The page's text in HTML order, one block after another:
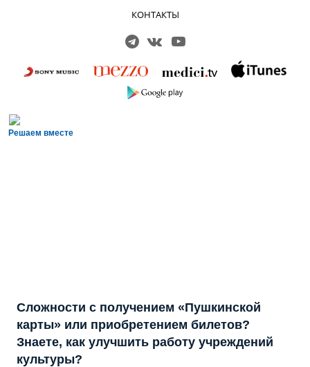
КОНТАКТЫ
Решаем вместе
Сложности с получением «Пушкинской
карты» или приобретением билетов?
Знаете, как улучшить работу учреждений
культуры?